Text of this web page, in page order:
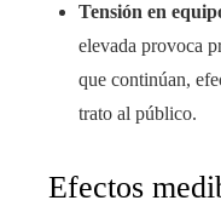
Tensión en
elevada provoca
que continúan,
trato al público.
Efectos